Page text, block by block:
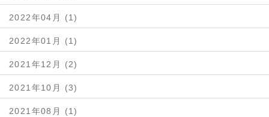
2022年04月 (1)
2022年01月 (1)
2021年12月 (2)
2021年10月 (3)
2021年08月 (1)